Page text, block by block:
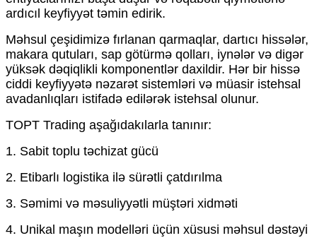
ardıcıl keyfiyyət təmin edirik.
Məhsul çeşidimizə fırlanan qarmaqlar, dartıcı hissələr,
makara qutuları, sap götürmə qolları, iynələr və digər
yüksək dəqiqlikli komponentlər daxildir. Hər bir hissə
ciddi keyfiyyətə nəzarət sistemləri və müasir istehsal
avadanlıqları istifadə edilərək istehsal olunur.
TOPT Trading aşağıdakılarla tanınır:
1. Sabit toplu təchizat gücü
2. Etibarlı logistika ilə sürətli çatdırılma
3. Səmimi və məsuliyyətli müştəri xidməti
4. Unikal maşın modelləri üçün xüsusi məhsul dəstəyi